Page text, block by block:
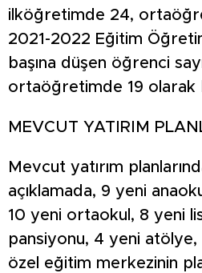
ilköğretimde 24,
2021-2022 Eğitim
başına düşen öğrenci
ortaöğretimde 19 olarak
MEVCUT YATIRIM
Mevcut yatırım
açıklamada, 9 yeni
10 yeni ortaokul, 8 yeni
pansiyonu, 4 yeni atölye,
özel eğitim merkezinin